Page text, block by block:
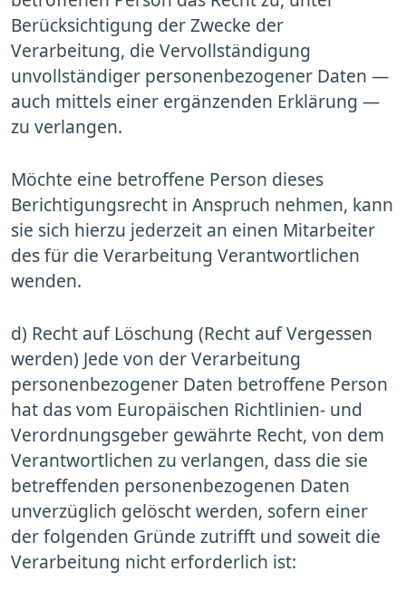
Berücksichtigung der Zwecke der
Verarbeitung, die Vervollständigung
unvollständiger personenbezogener Daten —
auch mittels einer ergänzenden Erklärung —
zu verlangen.
Möchte eine betroffene Person dieses
Berichtigungsrecht in Anspruch nehmen, kann
sie sich hierzu jederzeit an einen Mitarbeiter
des für die Verarbeitung Verantwortlichen
wenden.
d) Recht auf Löschung (Recht auf Vergessen
werden) Jede von der Verarbeitung
personenbezogener Daten betroffene Person
hat das vom Europäischen Richtlinien- und
Verordnungsgeber gewährte Recht, von dem
Verantwortlichen zu verlangen, dass die sie
betreffenden personenbezogenen Daten
unverzüglich gelöscht werden, sofern einer
der folgenden Gründe zutrifft und soweit die
Verarbeitung nicht erforderlich ist: